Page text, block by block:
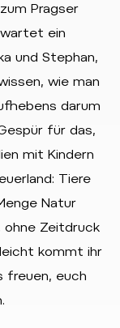
Pragser
ein
und Stephan,
wie man
darum
für das,
mit Kindern
Tiere
Natur
ohne Zeitdruck
kommt ihr
freuen, euch